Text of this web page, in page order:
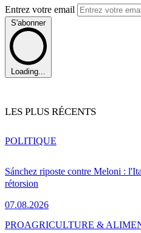
Entrez votre email
S'abonner
Loading...
LES PLUS RÉCENTS
Sánchez riposte contre Meloni :
rétorsion
07.08.2026
POLITIQUE
PROAGRICULTURE &